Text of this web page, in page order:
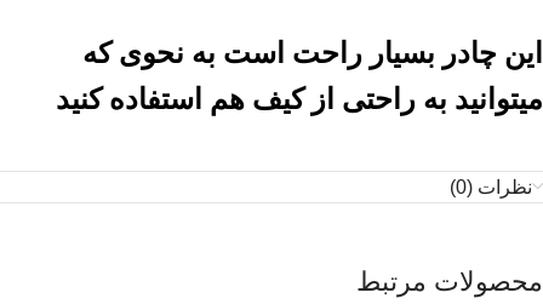
این چادر بسیار راحت است به نحوی که
میتوانید به راحتی از کیف هم استفاده کنید
نظرات (0)
محصولات مرتبط